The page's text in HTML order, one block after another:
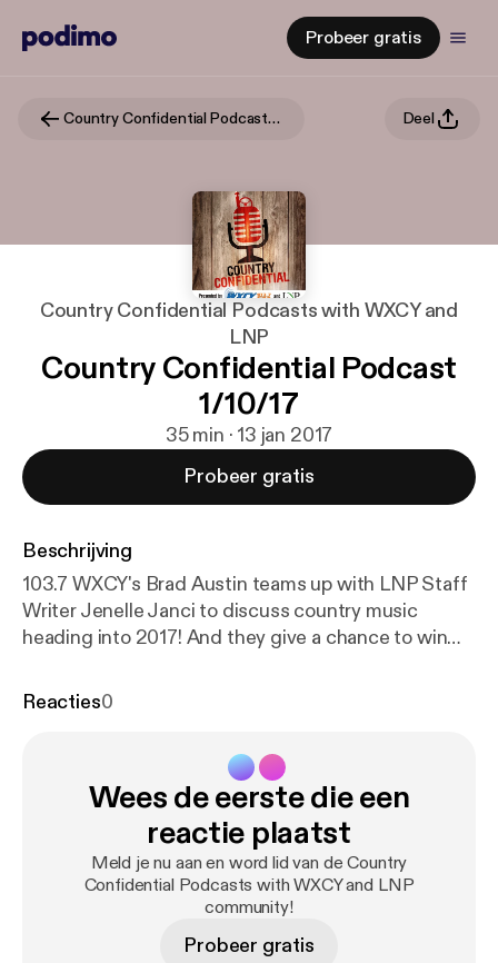
Probeer gratis
Country Confidential Podcasts with WXCY and LNP Deel
Country Confidential Podcasts with WXCY and
LNP
Country Confidential Podcast
1/10/17
35 min · 13 jan 2017
Probeer gratis
Beschrijving
103.7 WXCY's Brad Austin teams up with LNP Staff
Writer Jenelle Janci to discuss country music
heading into 2017! And they give a chance to win
month!
Reacties0
Wees de eerste die een
reactie plaatst
Meld je nu aan en word lid van de Country
Confidential Podcasts with WXCY and LNP
community!
Probeer gratis